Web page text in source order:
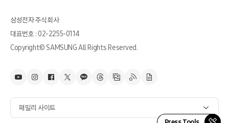
삼성전자 주식회사
대표번호 : 02-2255-0114
Copyright© SAMSUNG All Rights Reserved.
패밀리 사이트